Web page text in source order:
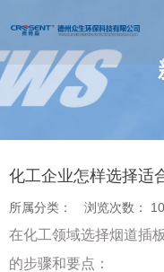
化工企业怎样选择适
所属分类： 浏览次数：
在化工领域选择烟道插
的步骤和要点：